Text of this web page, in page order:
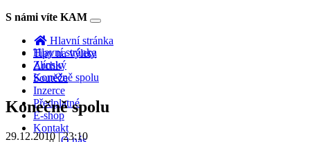
S námi víte KAM
Toggle
navigation
Hlavní stránka
Tipy na výlety
Archiv
Soutěže
Inzerce
Předplatné
E-shop
Kontakt
Hlavní stránka
Zlínský
Konečně spolu
Konečně spolu
29.12.2010 | 23:10